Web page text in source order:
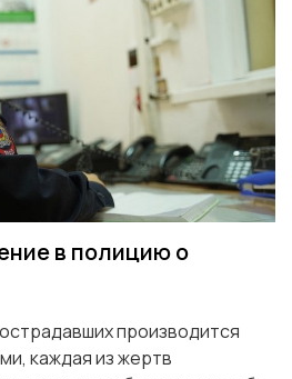
в полицию о
производится
каждая из жертв